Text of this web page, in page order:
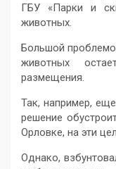
ГБУ «Парки и
животных.
Большой
животных
размещения.
Так, например,
решение
Орловке, на эти
Однако,